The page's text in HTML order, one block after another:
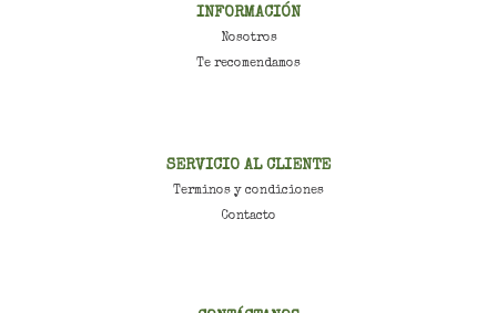
INFORMACIÓN
Nosotros
Te recomendamos
SERVICIO AL CLIENTE
Terminos y condiciones
Contacto